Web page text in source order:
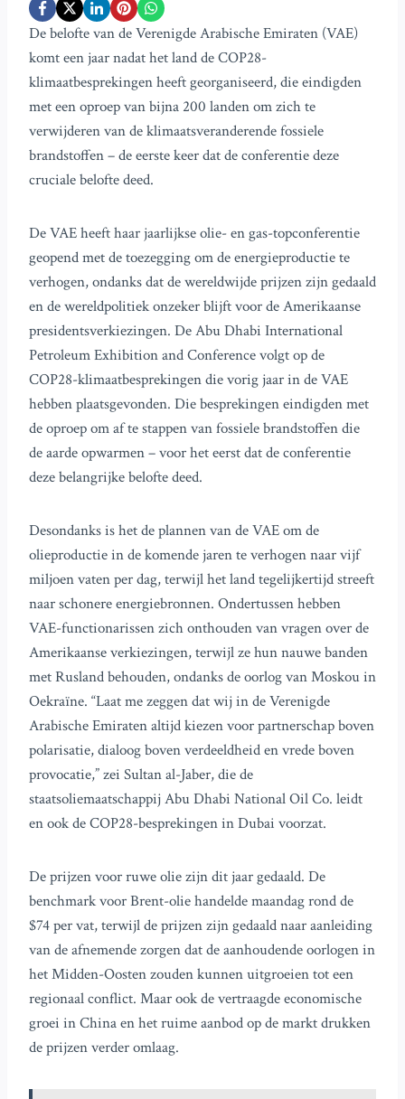
De belofte van de Verenigde Arabische Emiraten (VAE)
komt een jaar nadat het land de COP28-
klimaatbesprekingen heeft georganiseerd, die eindigden
met een oproep van bijna 200 landen om zich te
verwijderen van de klimaatsveranderende fossiele
brandstoffen – de eerste keer dat de conferentie deze
cruciale belofte deed.
De VAE heeft haar jaarlijkse olie- en gas-topconferentie
geopend met de toezegging om de energieproductie te
verhogen, ondanks dat de wereldwijde prijzen zijn gedaald
en de wereldpolitiek onzeker blijft voor de Amerikaanse
presidentsverkiezingen. De Abu Dhabi International
Petroleum Exhibition and Conference volgt op de
COP28-klimaatbesprekingen die vorig jaar in de VAE
hebben plaatsgevonden. Die besprekingen eindigden met
de oproep om af te stappen van fossiele brandstoffen die
de aarde opwarmen – voor het eerst dat de conferentie
deze belangrijke belofte deed.
Desondanks is het de plannen van de VAE om de
olieproductie in de komende jaren te verhogen naar vijf
miljoen vaten per dag, terwijl het land tegelijkertijd streeft
naar schonere energiebronnen. Ondertussen hebben
VAE-functionarissen zich onthouden van vragen over de
Amerikaanse verkiezingen, terwijl ze hun nauwe banden
met Rusland behouden, ondanks de oorlog van Moskou in
Oekraïne. “Laat me zeggen dat wij in de Verenigde
Arabische Emiraten altijd kiezen voor partnerschap boven
polarisatie, dialoog boven verdeeldheid en vrede boven
provocatie,” zei Sultan al-Jaber, die de
staatsoliemaatschappij Abu Dhabi National Oil Co. leidt
en ook de COP28-besprekingen in Dubai voorzat.
De prijzen voor ruwe olie zijn dit jaar gedaald. De
benchmark voor Brent-olie handelde maandag rond de
$74 per vat, terwijl de prijzen zijn gedaald naar aanleiding
van de afnemende zorgen dat de aanhoudende oorlogen in
het Midden-Oosten zouden kunnen uitgroeien tot een
regionaal conflict. Maar ook de vertraagde economische
groei in China en het ruime aanbod op de markt drukken
de prijzen verder omlaag.